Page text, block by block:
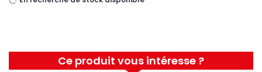
Ce produit vous intéresse ?